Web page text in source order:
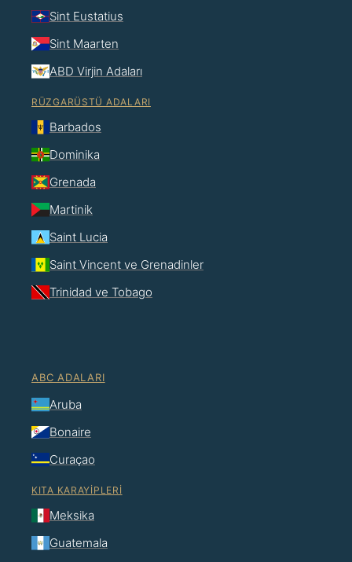
Sint Eustatius
Sint Maarten
ABD Virjin Adaları
RÜZGARÜSTÜ ADALARI
Barbados
Dominika
Grenada
Martinik
Saint Lucia
Saint Vincent ve Grenadinler
Trinidad ve Tobago
ABC ADALARI
Aruba
Bonaire
Curaçao
KITA KARAYIPLERI
Meksika
Guatemala